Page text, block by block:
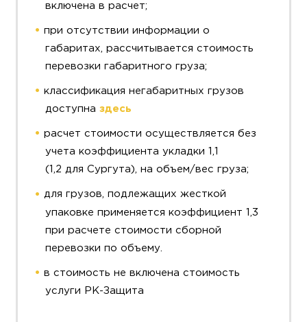
включена в расчет;
при отсутствии информации о
габаритах, рассчитывается стоимость
перевозки габаритного груза;
классификация негабаритных грузов
доступна здесь
расчет стоимости осуществляется без
учета коэффициента укладки 1,1
(1,2 для Сургута), на объем/вес груза;
для грузов, подлежащих жесткой
упаковке применяется коэффициент 1,3
при расчете стоимости сборной
перевозки по объему.
в стоимость не включена стоимость
услуги РК-Защита